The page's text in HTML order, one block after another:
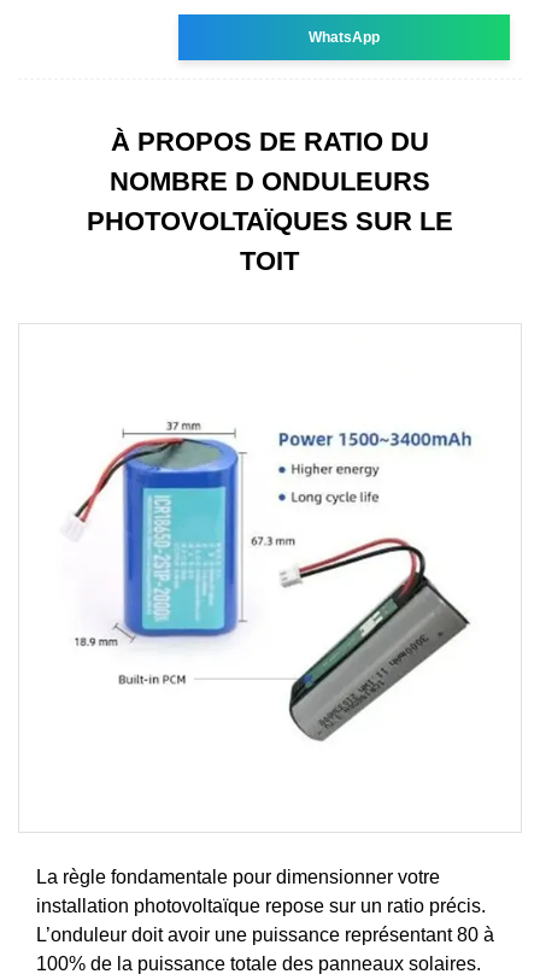
WhatsApp
À PROPOS DE RATIO DU
NOMBRE D ONDULEURS
PHOTOVOLTAÏQUES SUR LE
TOIT
La règle fondamentale pour dimensionner votre
installation photovoltaïque repose sur un ratio précis.
L’onduleur doit avoir une puissance représentant 80 à
100% de la puissance totale des panneaux solaires.